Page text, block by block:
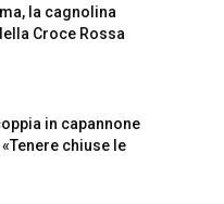
la cagnolina
Croce Rossa
in capannone
chiuse le